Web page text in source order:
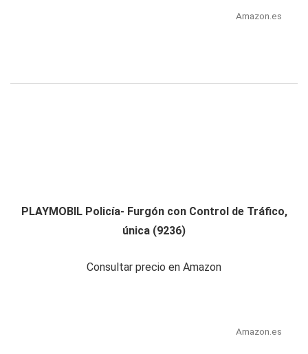
Amazon.es
PLAYMOBIL Policía- Furgón con Control de Tráfico,
única (9236)
Consultar precio en Amazon
Amazon.es